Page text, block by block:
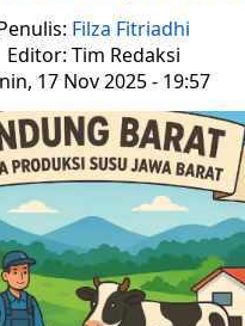
Filza Fitriadhi
Editor: Tim Redaksi
17 Nov 2025 - 19:57